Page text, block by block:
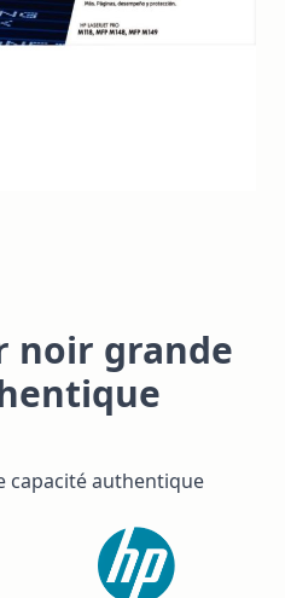
noir grande
capacité authentique